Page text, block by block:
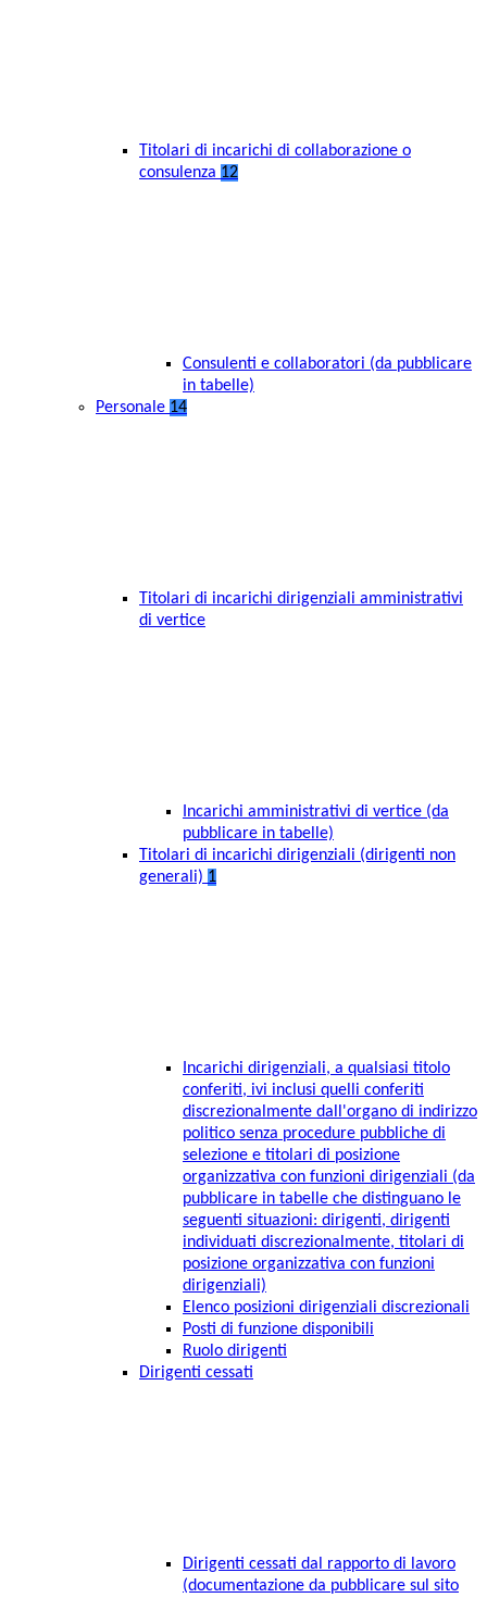
Titolari di incarichi di collaborazione o
consulenza 12
Consulenti e collaboratori (da pubblicare
in tabelle)
Personale 14
Titolari di incarichi dirigenziali amministrativi
di vertice
Incarichi amministrativi di vertice (da
pubblicare in tabelle)
Titolari di incarichi dirigenziali (dirigenti non
generali) 1
Incarichi dirigenziali, a qualsiasi titolo
conferiti, ivi inclusi quelli conferiti
discrezionalmente dall'organo di indirizzo
politico senza procedure pubbliche di
selezione e titolari di posizione
organizzativa con funzioni dirigenziali (da
pubblicare in tabelle che distinguano le
seguenti situazioni: dirigenti, dirigenti
individuati discrezionalmente, titolari di
posizione organizzativa con funzioni
dirigenziali)
Elenco posizioni dirigenziali discrezionali
Posti di funzione disponibili
Ruolo dirigenti
Dirigenti cessati
Dirigenti cessati dal rapporto di lavoro
(documentazione da pubblicare sul sito